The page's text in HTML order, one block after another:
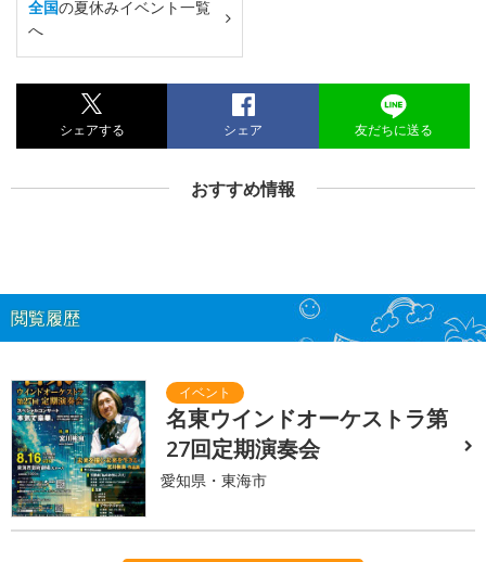
全国の夏休みイベント一覧
へ
シェアする シェア 友だちに送る
おすすめ情報
閲覧履歴
名東ウインドオーケストラ第
27回定期演奏会
愛知県・東海市